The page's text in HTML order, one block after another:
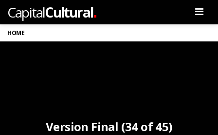
CapitalCultural.
HOME
Version Final (34 of 45)